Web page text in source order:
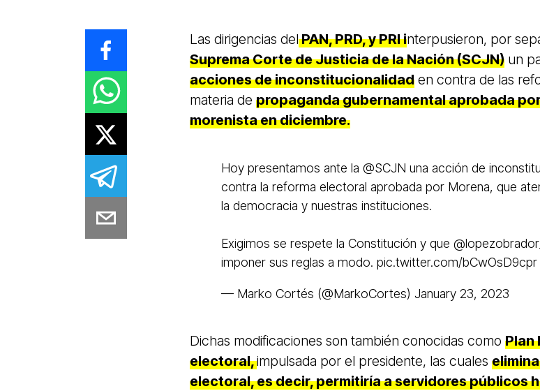
Las dirigencias delPAN, PRD, y PRI interpusieron, por
Suprema Corte de Justicia de la Nación (SCJN) un
acciones de inconstitucionalidad en contra de las
materia de propaganda gubernamental aprobada
morenista en diciembre.
Hoy presentamos ante la @SCJN una acción de
contra la reforma electoral aprobada por Morena, que
la democracia y nuestras instituciones.
Exigimos se respete la Constitución y que @lopezobrador_
imponer sus reglas a modo. pic.twitter.com/bCwOsD9cpr
— Marko Cortés (@MarkoCortes) January 23, 2023
Dichas modificaciones son también conocidas como Plan
electoral,impulsada por el presidente, las cuales
electoral, es decir, permitiría a servidores públicos